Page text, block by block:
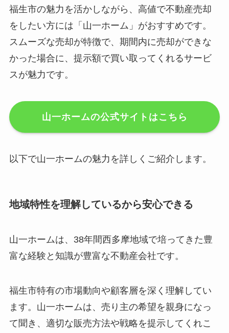
福生市の魅力を活かしながら、高値で不動産売却
をしたい方には「山一ホーム」がおすすめです。
スムーズな売却が特徴で、期間内に売却ができな
かった場合に、提示額で買い取ってくれるサービ
スが魅力です。
山一ホームの公式サイトはこちら
以下で山一ホームの魅力を詳しくご紹介します。
地域特性を理解しているから安心できる
山一ホームは、38年間西多摩地域で培ってきた豊
富な経験と知識が豊富な不動産会社です。
福生市特有の市場動向や顧客層を深く理解してい
ます。山一ホームは、売り主の希望を親身になっ
て聞き、適切な販売方法や戦略を提示してくれこ